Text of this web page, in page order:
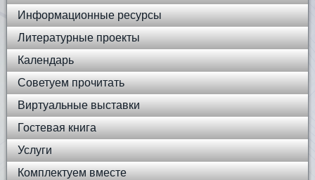
Информационные ресурсы
Литературные проекты
Календарь
Советуем прочитать
Виртуальные выставки
Гостевая книга
Услуги
Комплектуем вместе